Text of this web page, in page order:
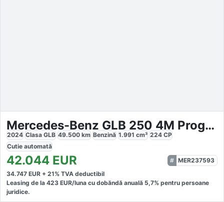
Mercedes-Benz GLB 250 4M Progressive
2024 Clasa GLB 49.500 km Benzină 1.991 cm³ 224 CP
Cutie automată
42.044 EUR
MER237593
34.747 EUR + 21% TVA deductibil
Leasing de la 423 EUR/luna cu dobăndă anuală 5,7% pentru persoane
juridice.